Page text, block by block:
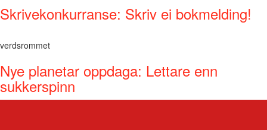
Skrivekonkurranse: Skriv ei bokmelding!
verdsrommet
Nye planetar oppdaga: Lettare enn
sukkerspinn